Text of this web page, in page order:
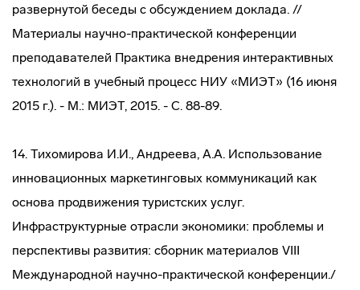
развернутой беседы с обсуждением доклада. //
Материалы научно-практической конференции
преподавателей Практика внедрения интерактивных
технологий в учебный процесс НИУ «МИЭТ» (16 июня
2015 г.). - М.: МИЭТ, 2015. - С. 88-89.
14. Тихомирова И.И., Андреева, А.А. Использование
инновационных маркетинговых коммуникаций как
основа продвижения туристских услуг.
Инфраструктурные отрасли экономики: проблемы и
перспективы развития: сборник материалов VIII
Международной научно-практической конференции./